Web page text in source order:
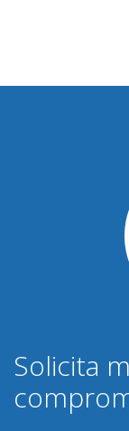
Solicita